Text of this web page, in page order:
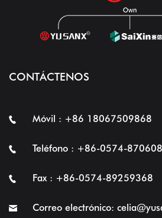
CONTÁCTENOS
Móvil : +86 18067509868
Teléfono : +86-0574-
Fax : +86-0574-89259368
Correo electrónico: